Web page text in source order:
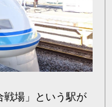
戦場」という駅が